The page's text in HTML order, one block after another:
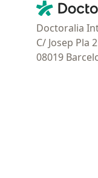
Doctoralia -
Doctoralia
C/ Josep Pla
08019